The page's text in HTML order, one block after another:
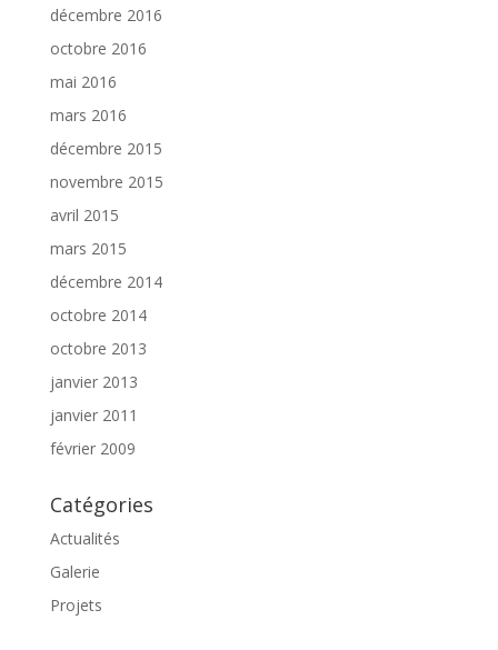
décembre 2016
octobre 2016
mai 2016
mars 2016
décembre 2015
novembre 2015
avril 2015
mars 2015
décembre 2014
octobre 2014
octobre 2013
janvier 2013
janvier 2011
février 2009
Catégories
Actualités
Galerie
Projets